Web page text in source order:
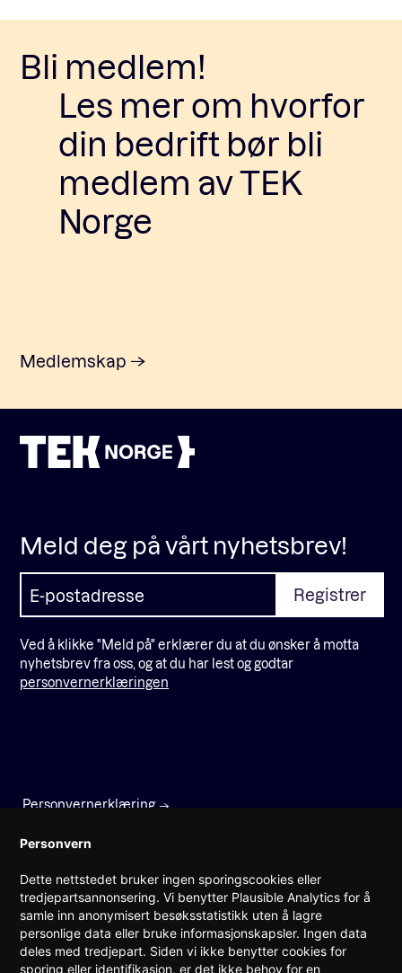
Bli medlem!
Les mer om hvorfor
din bedrift bør bli
medlem av TEK
Norge
Medlemskap
Prinsens gate 22
0157 Oslo
(+47) 960 08 142
post@teknorge.no
Meld deg på vårt nyhetsbrev!
Ved å klikke "Meld på" erklærer du at du ønsker å motta
nyhetsbrev fra oss, og at du har lest og godtar
personvernerklæringen
Personvernerklæring
Personvern
Dette nettstedet bruker ingen sporingscookies eller
tredjepartsannonsering. Vi benytter Plausible Analytics for å
samle inn anonymisert besøksstatistikk uten å lagre
personlige data eller bruke informasjonskapsler. Ingen data
deles med tredjepart. Siden vi ikke benytter cookies for
sporing eller identifikasjon, er det ikke behov for en